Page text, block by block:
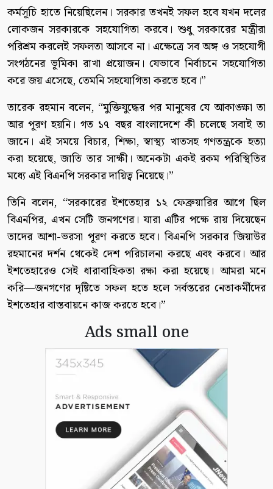
কর্মসূচি হাতে নিয়েছিলেন। সরকার তখনই সফল হবে যখন দলের
লোকজন সরকারকে সহযোগিতা করবে। শুধু সরকারের মন্ত্রীরা
পরিশ্রম করলেই সফলতা আসবে না। এক্ষেত্রে সব অঙ্গ ও সহযোগী
সংগঠনের ভূমিকা রাখা প্রয়োজন। যেভাবে নির্বাচনে সহযোগিতা
করে জয় এসেছে, তেমনি সহযোগিতা করতে হবে।”
তারেক রহমান বলেন, “মুক্তিযুদ্ধের পর মানুষের যে আকাঙ্ক্ষা তা
আর পূরণ হয়নি। গত ১৭ বছর বাংলাদেশে কী চলেছে সবাই তা
জানে। এই সময়ে বিচার, শিক্ষা, স্বাস্থ্য খাতসহ গণতন্ত্রকে হত্যা
করা হয়েছে, জাতি তার সাক্ষী। অনেকটা একই রকম পরিস্থিতির
মধ্যে এই বিএনপি সরকার দায়িত্ব নিয়েছে।”
তিনি বলেন, “সরকারের ইশতেহার ১২ ফেব্রুয়ারির আগে ছিল
বিএনপির, এখন সেটি জনগণের। যারা এটির পক্ষে রায় দিয়েছেন
তাদের আশা-ভরসা পূরণ করতে হবে। বিএনপি সরকার জিয়াউর
রহমানের দর্শন থেকেই দেশ পরিচালনা করছে এবং করবে। আর
ইশতেহারেও সেই ধারাবাহিকতা রক্ষা করা হয়েছে। আমরা মনে
করি—জনগণের দৃষ্টিতে সফল হতে হলে সর্বস্তরের নেতাকর্মীদের
ইশতেহার বাস্তবায়নে কাজ করতে হবে।”
Ads small one